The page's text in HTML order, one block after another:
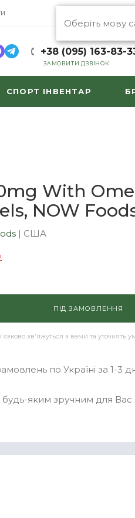
Оберіть мову
+38 (095) 163-83-
ЗАМОВИТИ ДЗВІНОК
СПОРТ ІНВЕНТАР
With
NOW
| США
ПІД ЗАМОВЛЕННЯ
зв'яжуться з вами та уточнять
по Україні за 1-3
яким зручним для